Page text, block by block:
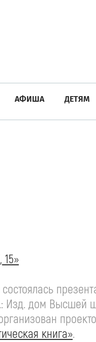
АФИША ДЕТЯМ
Изд. дом Высшей
книга».